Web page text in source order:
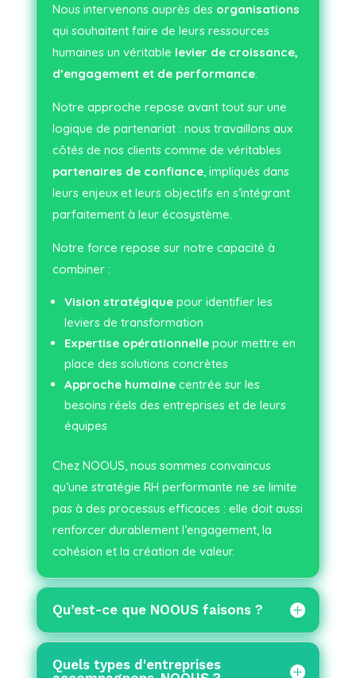
Nous intervenons auprès des organisations
qui souhaitent faire de leurs ressources
humaines un véritable levier de croissance,
d’engagement et de performance.
Notre approche repose avant tout sur une
logique de partenariat : nous travaillons aux
côtés de nos clients comme de véritables
partenaires de confiance, impliqués dans
leurs enjeux et leurs objectifs en s’intégrant
parfaitement à leur écosystème.
Notre force repose sur notre capacité à
combiner :
Vision stratégiquepour identifier les
leviers de transformation
Expertise opérationnellepour mettre en
place des solutions concrètes
Approche humainecentrée sur les
besoins réels des entreprises et de leurs
équipes
Chez NOOUS, nous sommes convaincus
qu’une stratégie RH performante ne se limite
pas à des processus efficaces : elle doit aussi
renforcer durablement l’engagement, la
cohésion et la création de valeur.
Qu’est-ce que NOOUS faisons ?
Quels types d'entreprises